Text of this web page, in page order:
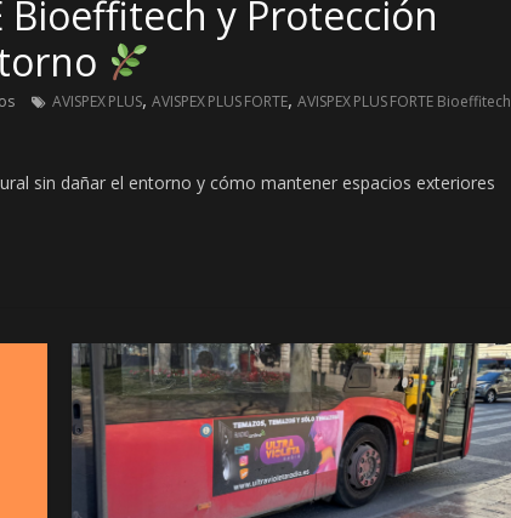
Bioeffitech y Protección
AVISPEX PLUS, AVISPEX PLUS FORTE, AVISPEX PLUS FORTE Bioeffitech
sin dañar el entorno y cómo mantener espacios exteriores